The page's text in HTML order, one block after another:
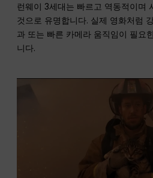
런웨이 3세대는 빠르고 역동적이며
것으로 유명합니다. 실제 영화처럼
과 또는 빠른 카메라 움직임이 필요
니다.